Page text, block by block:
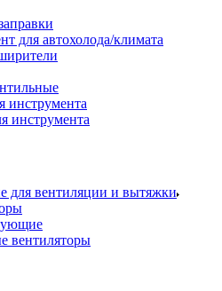
для автохолода/климата
инструмента
инструмента
для вентиляции и вытяжки
вентиляторы